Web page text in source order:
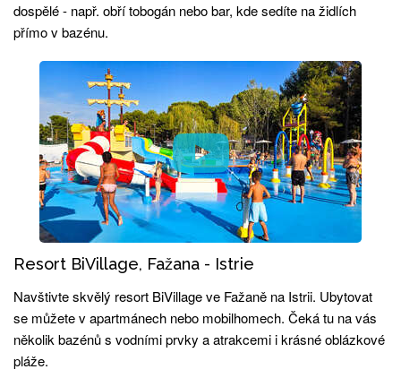
dospělé - např. obří tobogán nebo bar, kde sedíte na židlích
přímo v bazénu.
Resort BiVillage, Fažana - Istrie
Navštivte skvělý resort BiVillage ve Fažaně na Istrii. Ubytovat
se můžete v apartmánech nebo mobilhomech. Čeká tu na vás
několik bazénů s vodními prvky a atrakcemi i krásné oblázkové
pláže.